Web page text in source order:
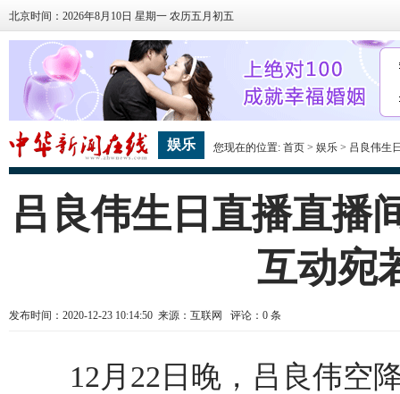
北京时间：2026年8月10日 星期一 农历五月初五
娱乐 您现在的位置:首页 >娱乐 > 吕良伟生
吕良伟生日直播直播
互动宛
发布时间：2020-12-23 10:14:50 来源：互联网 评论： 0 条
12月22日晚，吕良伟空降